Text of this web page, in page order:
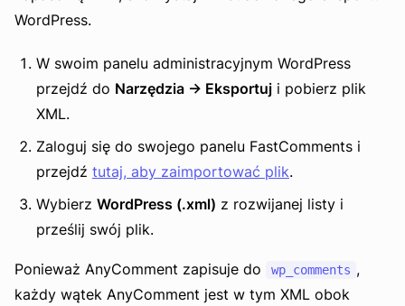
WordPress.
W swoim panelu administracyjnym WordPress
przejdź do Narzędzia -> Eksportuj i pobierz plik
XML.
Zaloguj się do swojego panelu FastComments i
przejdź tutaj, aby zaimportować plik.
Wybierz WordPress (.xml) z rozwijanej listy i
prześlij swój plik.
Ponieważ AnyComment zapisuje do wp_comments ,
każdy wątek AnyComment jest w tym XML obok